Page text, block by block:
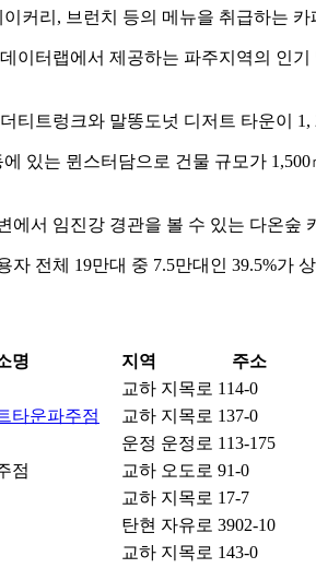
커리, 브런치 등의 메뉴을 취급하는
이터랩에서 제공하는 파주지역의 인
티트렁크와 말똥도넛 디저트 타운이
있는 뮌스터담으로 건물 규모가
에서 임진강 경관을 볼 수 있는 다온숲
자 전체 19만대 중 7.5만대인 39.5%가
명 지역 주소
교하 지목로 114-0
타운파주점 교하 지목로 137-0
운정 운정로 113-175
점 교하 오도로 91-0
교하 지목로 17-7
탄현 자유로 3902-10
교하 지목로 143-0